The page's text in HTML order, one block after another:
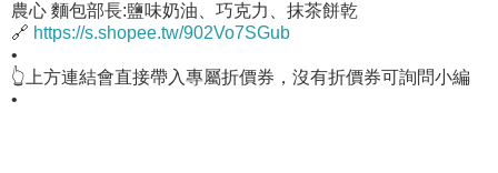
農心 麵包部長:鹽味奶油、巧克力、抹茶餅乾
🔗 https://s.shopee.tw/902Vo7SGub
•
👆上方連結會直接帶入專屬折價券，沒有折價券可詢問小編
•